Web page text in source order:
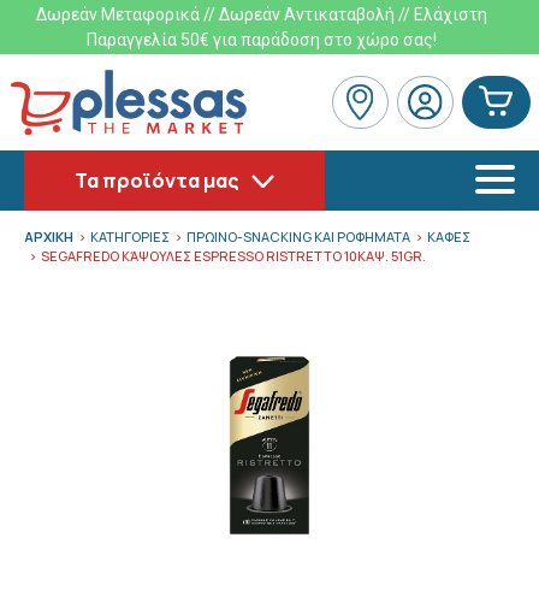
Δωρεάν Μεταφορικά // Δωρεάν Αντικαταβολή // Ελάχιστη
Παραγγελία 50€ για παράδοση στο χώρο σας!
Τα προϊόντα μας
ΑΡΧΙΚΗ ΚΑΤΗΓΟΡΙΕΣ ΠΡΩΙΝΟ-SNACKING ΚΑΙ ΡΟΦΗΜΑΤΑ
ΚΑΦΕΣ
SEGAFREDO ΚΆΨΟΥΛΕΣ ESPRESSO RISTRETTO 10ΚΑΨ. 51GR.